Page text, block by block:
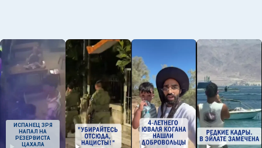
ИСПАНЕЦ ЗРЯ
НАПАЛ НА
РЕЗЕРВИСТА
ЦАХАЛА